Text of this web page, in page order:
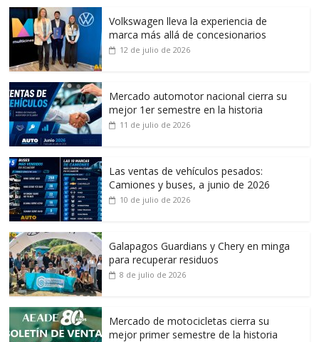
Volkswagen lleva la experiencia de
marca más allá de concesionarios
12 de julio de 2026
Mercado automotor nacional cierra su
mejor 1er semestre en la historia
11 de julio de 2026
Las ventas de vehículos pesados:
Camiones y buses, a junio de 2026
10 de julio de 2026
Galapagos Guardians y Chery en minga
para recuperar residuos
8 de julio de 2026
Mercado de motocicletas cierra su
mejor primer semestre de la historia